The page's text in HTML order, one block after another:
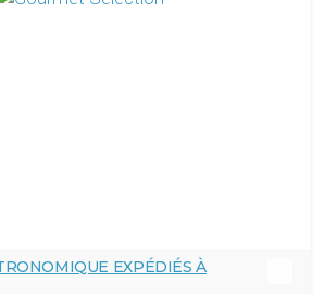
EXPÉDIÉS À